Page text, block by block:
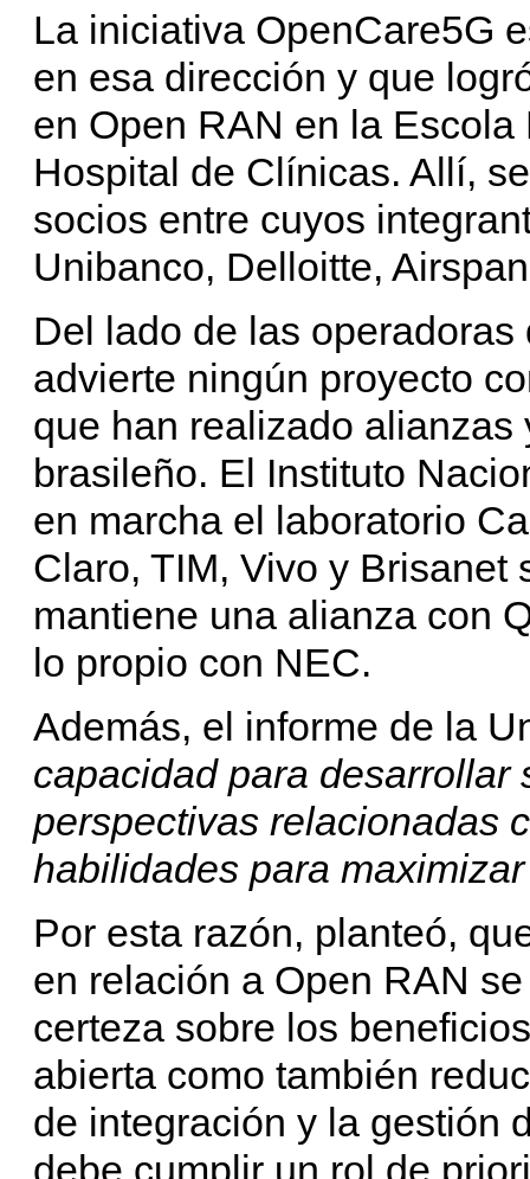
La iniciativa OpenCare5G
en esa dirección y que
en Open RAN en la
Hospital de Clínicas. Allí,
socios entre cuyos
Unibanco, Delloitte,
Del lado de las
advierte ningún proyecto
que han realizado
brasileño. El Instituto
en marcha el laboratorio
Claro, TIM, Vivo y Brisanet
mantiene una alianza con
lo propio con NEC.
Además, el informe de la
capacidad para desarrollar
perspectivas relacionadas
habilidades para
Por esta razón, planteó,
en relación a Open RAN
certeza sobre los
abierta como también
de integración y la gestión
debe cumplir un rol de